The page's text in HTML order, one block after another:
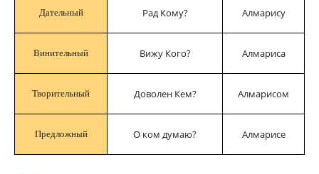
Дательный Рад Кому? Алмарису
Винительный Вижу Кого? Алмариса
Творительный Доволен Кем? Алмарисом
Предложный О ком думаю? Алмарисе